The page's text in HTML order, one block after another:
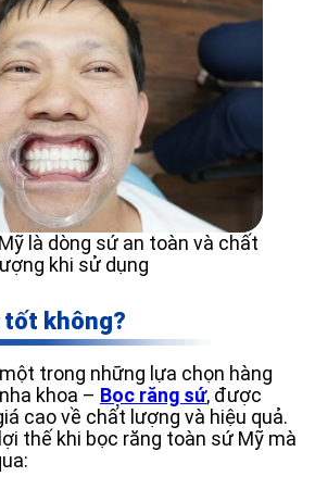
là dòng sứ an toàn và chất
lượng khi sử dụng
tốt không?
trong những lựa chọn hàng
khoa – Bọc răng sứ, được
cao về chất lượng và hiệu quả.
thế khi bọc răng toàn sứ Mỹ mà